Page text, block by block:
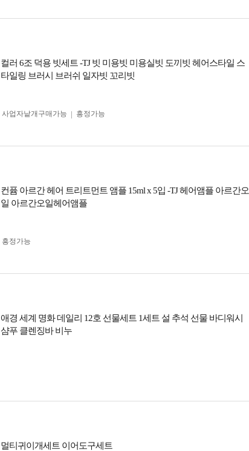
컬러 6조 덕용 빗세트 -TJ 빗 미용빗 미용실빗 도끼빗 헤어스타일 스
타일링 브러시 브러쉬 일자빗 꼬리빗
사업자 낱개구매가능 흥정가능
컨퓸 아르간 헤어 트리트먼트 앰플 15ml x 5입 -TJ 헤어앰플 아르간오
일 아르간오일헤어앰플
흥정가능
애경 세계 명화 데일리 12호 선물세트 1세트 설 추석 선물 바디워시
샴푸 클렌징바 비누
멀티귀이개세트 이어도구세트